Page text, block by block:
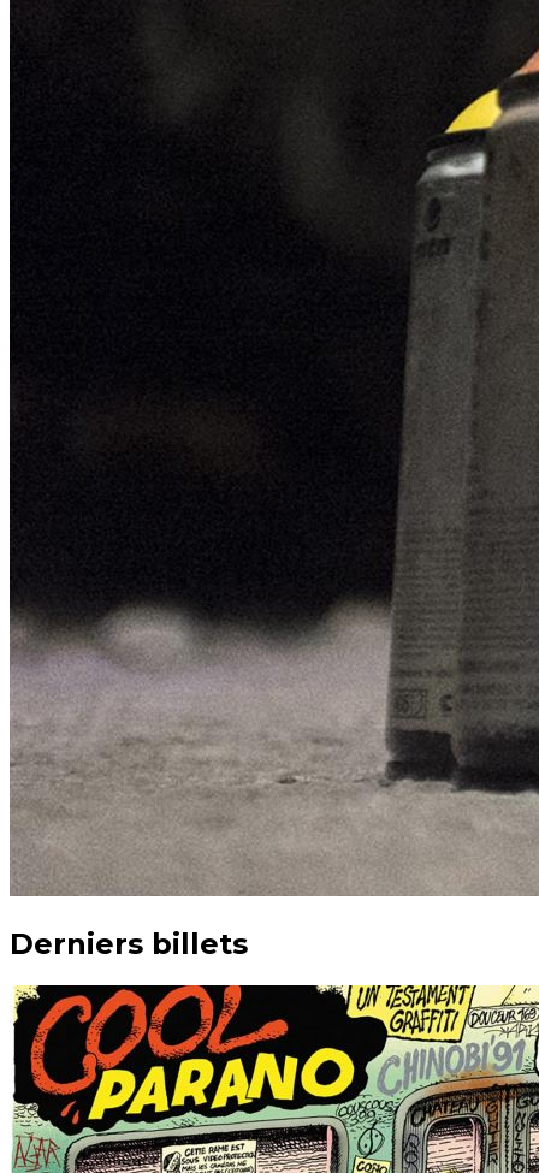
Derniers billets